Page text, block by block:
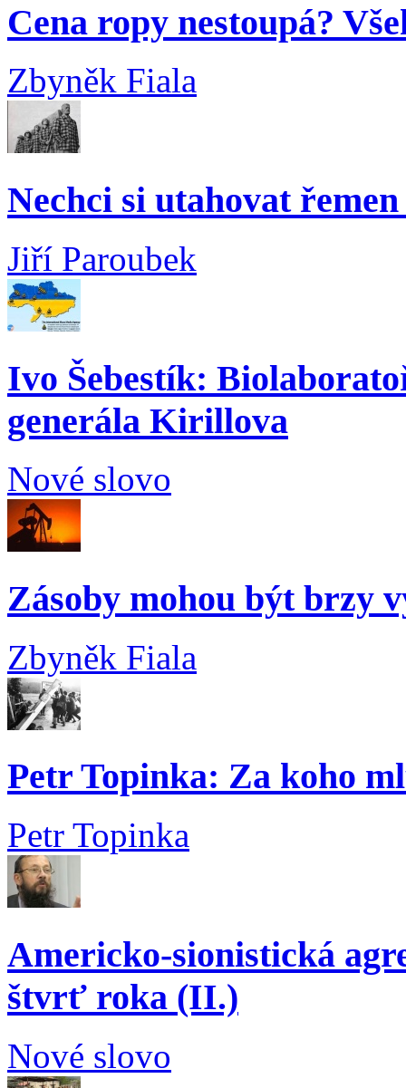
Cena ropy nestoupá?
Zbyněk Fiala
Nechci si utahovat
Jiří Paroubek
Ivo Šebestík:
generála Kirillova
Nové slovo
Zásoby mohou být brzy
Zbyněk Fiala
Petr Topinka: Za koho
Petr Topinka
Americko-sionistická
štvrť roka (II.)
Nové slovo